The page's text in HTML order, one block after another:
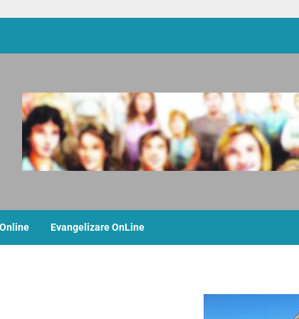
Evangelizare OnLine